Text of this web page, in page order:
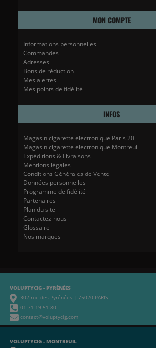
MON COMPTE
Informations personnelles
Commandes
Adresses
Bons de réduction
Mes alertes
Mes points de fidélité
INFOS
Magasin cigarette electronique Paris 20
Magasin cigarette electronique Montreuil
Expéditions & Livraisons
Mentions légales
Conditions Générales de Vente
Données personnelles
Programme de fidélité
Partenaires
Plan du site
Contactez-nous
Glossaire
Nos marques
VOLUPTYCIG - PYRÉNÉES
302 rue des Pyrénées | 75020 PARIS
01 71 19 51 80
contact@voluptycig.com
VOLUPTYCIG - MONTREUIL